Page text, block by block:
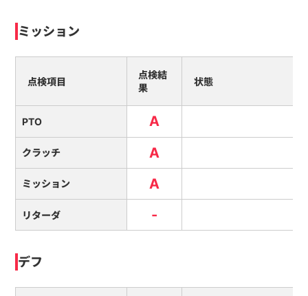
ミッション
点検項目
点検結
果
状態
PTO A
クラッチ A
ミッション A
リターダ -
デフ